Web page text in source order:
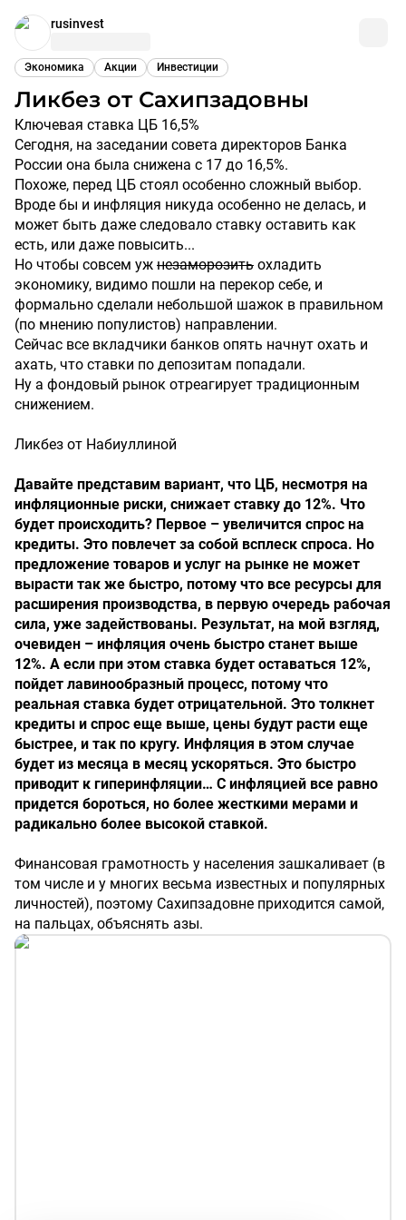
rusinvest
Экономика Акции Инвестиции
Ликбез от Сахипзадовны
Ключевая ставка ЦБ 16,5%
Сегодня, на заседании совета директоров Банка
России она была снижена с 17 до 16,5%.
Похоже, перед ЦБ стоял особенно сложный выбор.
Вроде бы и инфляция никуда особенно не делась, и
может быть даже следовало ставку оставить как
есть, или даже повысить...
Но чтобы совсем уж незаморозить охладить
экономику, видимо пошли на перекор себе, и
формально сделали небольшой шажок в правильном
(по мнению популистов) направлении.
Сейчас все вкладчики банков опять начнут охать и
ахать, что ставки по депозитам попадали.
Ну а фондовый рынок отреагирует традиционным
снижением.
Ликбез от Набиуллиной
Давайте представим вариант, что ЦБ, несмотря на
инфляционные риски, снижает ставку до 12%. Что
будет происходить? Первое – увеличится спрос на
кредиты. Это повлечет за собой всплеск спроса. Но
предложение товаров и услуг на рынке не может
вырасти так же быстро, потому что все ресурсы для
расширения производства, в первую очередь рабочая
сила, уже задействованы. Результат, на мой взгляд,
очевиден – инфляция очень быстро станет выше
12%. А если при этом ставка будет оставаться 12%,
пойдет лавинообразный процесс, потому что
реальная ставка будет отрицательной. Это толкнет
кредиты и спрос еще выше, цены будут расти еще
быстрее, и так по кругу. Инфляция в этом случае
будет из месяца в месяц ускоряться. Это быстро
приводит к гиперинфляции… С инфляцией все равно
придется бороться, но более жесткими мерами и
радикально более высокой ставкой.
Финансовая грамотность у населения зашкаливает (в
том числе и у многих весьма известных и популярных
личностей), поэтому Сахипзадовне приходится самой,
на пальцах, объяснять азы.